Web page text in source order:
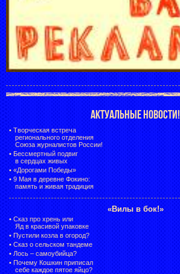
АКТУАЛЬНЫЕ НОВОСТИ!
• Творческая встреча
регионального отделения
Союза журналистов России!
• Бессмертный подвиг
в сердцах живых
• «Дорогами Победы»
• 9 Мая в деревне Фокино:
память и живая традиция
«Вилы в бок!»
• Сказ про хрень или
Яд в красивой упаковке
• Пустили козла в огород?
• Сказ о сельском тандеме
• Лось – самоубийца?
• Почему Кошкин приписал
себе каждое пятое яйцо?